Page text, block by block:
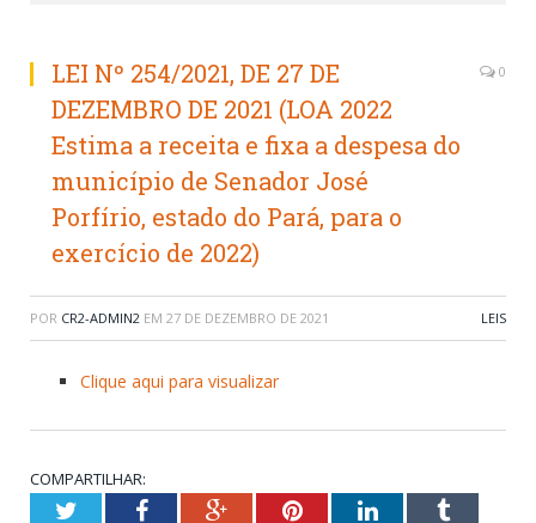
LEI Nº 254/2021, DE 27 DE
DEZEMBRO DE 2021 (LOA 2022
Estima a receita e fixa a despesa do
município de Senador José
Porfírio, estado do Pará, para o
exercício de 2022)
0
POR CR2-ADMIN2 EM 27 DE DEZEMBRO DE 2021 LEIS
Clique aqui para visualizar
COMPARTILHAR:
TwitterFacebookGoogle+PinterestLinkedInTumblr